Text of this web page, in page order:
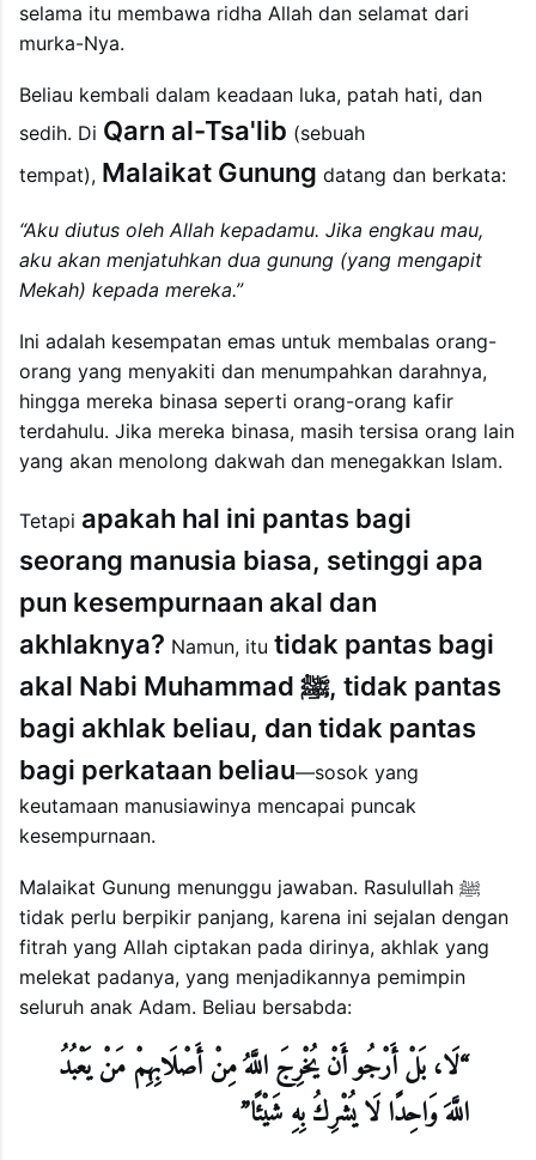
selama itu membawa ridha Allah dan selamat dari
murka-Nya.
Beliau kembali dalam keadaan luka, patah hati, dan
sedih. Di Qarn al-Tsa'lib (sebuah
tempat), Malaikat Gunung datang dan berkata:
“Aku diutus oleh Allah kepadamu. Jika engkau mau,
aku akan menjatuhkan dua gunung (yang mengapit
Mekah) kepada mereka.”
Ini adalah kesempatan emas untuk membalas orang-
orang yang menyakiti dan menumpahkan darahnya,
hingga mereka binasa seperti orang-orang kafir
terdahulu. Jika mereka binasa, masih tersisa orang lain
yang akan menolong dakwah dan menegakkan Islam.
Tetapi apakah hal ini pantas bagi
seorang manusia biasa, setinggi apa
pun kesempurnaan akal dan
akhlaknya? Namun, itu tidak pantas bagi
akal Nabi Muhammad ﷺ, tidak pantas
bagi akhlak beliau, dan tidak pantas
bagi perkataan beliau—sosok yang
keutamaan manusiawinya mencapai puncak
kesempurnaan.
Malaikat Gunung menunggu jawaban. Rasulullah ﷺ
tidak perlu berpikir panjang, karena ini sejalan dengan
fitrah yang Allah ciptakan pada dirinya, akhlak yang
melekat padanya, yang menjadikannya pemimpin
seluruh anak Adam. Beliau bersabda:
“لَا، بَلْ أَرْجُو أَنْ يُخْرِجَ اللَّهُ مِنْ أَصْلَابِهِمْ مَنْ يَعْبُدُ
اللَّهَ وَاحِدًا لَا يُشْرِكُ بِهِ شَيْئًا”